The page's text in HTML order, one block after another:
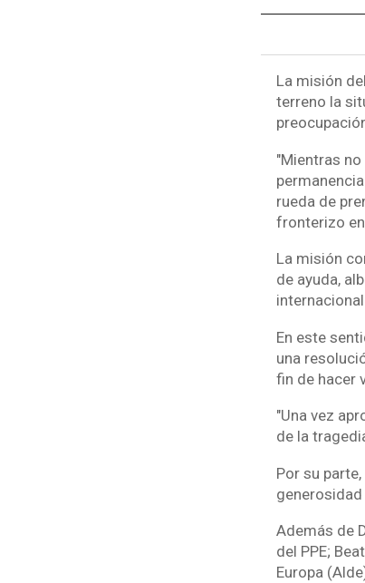
La misión
terreno la
"Mientras
rueda de
fronterizo
La misión
de ayuda,
En este
una
fin de hacer
"Una vez
de la
Por su
Además de
del PPE;
Europa